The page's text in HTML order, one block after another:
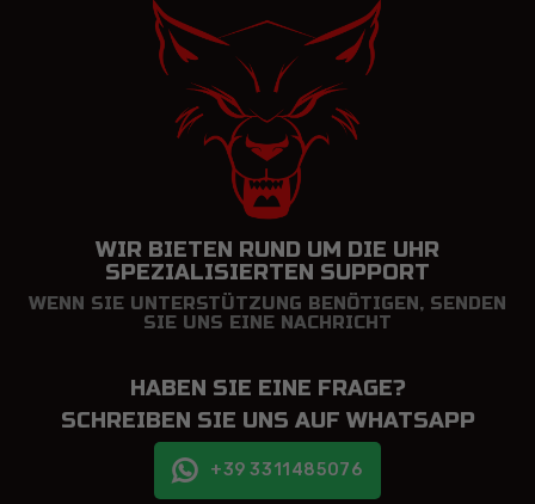
WIR BIETEN RUND UM DIE UHR
SPEZIALISIERTEN SUPPORT
WENN SIE UNTERSTÜTZUNG BENÖTIGEN, SENDEN
SIE UNS EINE NACHRICHT
HABEN SIE EINE FRAGE?
SCHREIBEN SIE UNS AUF WHATSAPP
+39 3311485076